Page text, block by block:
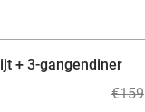
+ 3-gangendiner
€159